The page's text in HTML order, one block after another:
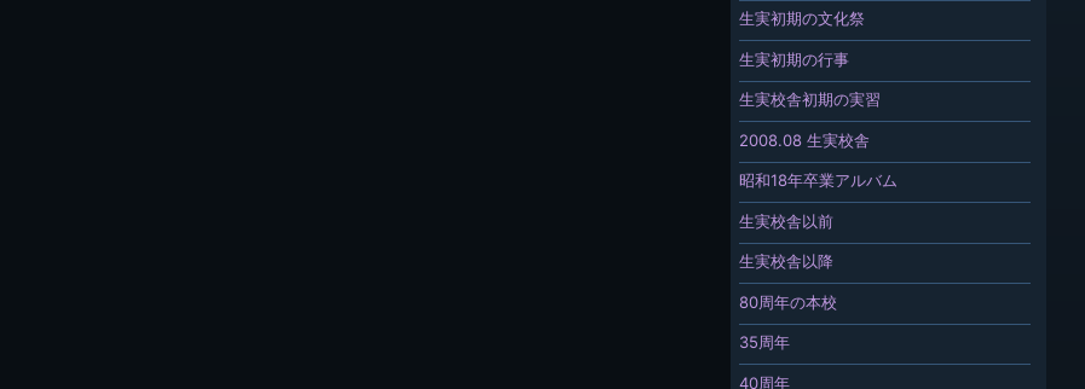
生実初期の文化祭
生実初期の行事
生実校舎初期の実習
2008.08 生実校舎
昭和18年卒業アルバム
生実校舎以前
生実校舎以降
80周年の本校
35周年
40周年